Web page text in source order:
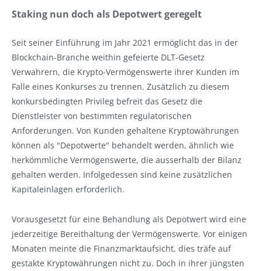
Staking nun doch als Depotwert geregelt
Seit seiner Einführung im Jahr 2021 ermöglicht das in der
Blockchain-Branche weithin gefeierte DLT-Gesetz
Verwahrern, die Krypto-Vermögenswerte ihrer Kunden im
Falle eines Konkurses zu trennen. Zusätzlich zu diesem
konkursbedingten Privileg befreit das Gesetz die
Dienstleister von bestimmten regulatorischen
Anforderungen. Von Kunden gehaltene Kryptowährungen
können als "Depotwerte" behandelt werden, ähnlich wie
herkömmliche Vermögenswerte, die ausserhalb der Bilanz
gehalten werden. Infolgedessen sind keine zusätzlichen
Kapitaleinlagen erforderlich.
Vorausgesetzt für eine Behandlung als Depotwert wird eine
jederzeitige Bereithaltung der Vermögenswerte. Vor einigen
Monaten meinte die Finanzmarktaufsicht, dies träfe auf
gestakte Kryptowährungen nicht zu. Doch in ihrer jüngsten